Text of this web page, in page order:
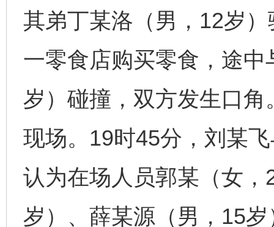
其弟丁某洛（男，12岁
一零食店购买零食，途
岁）碰撞，双方发生口
现场。19时45分，刘某
认为在场人员郭某（女
岁）、薛某源（男，15